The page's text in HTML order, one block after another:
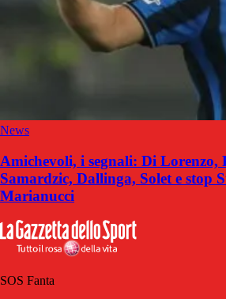
News
Amichevoli, i segnali: Di Lorenzo,
Samardzic, Dallinga, Solet e stop
Marianucci
SOS Fanta